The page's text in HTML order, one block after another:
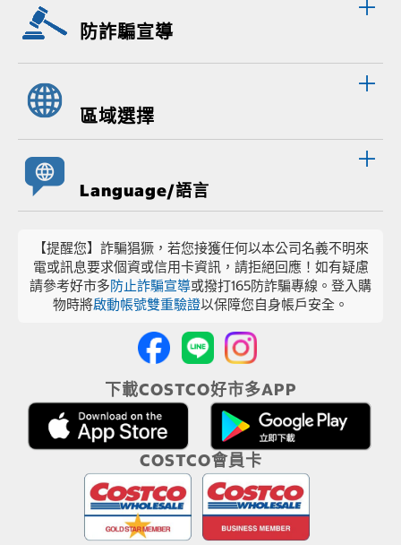
防詐騙宣導
區域選擇
Language/語言
【提醒您】詐騙猖獗，若您接獲任何以本公司名義不明來
電或訊息要求個資或信用卡資訊，請拒絕回應！如有疑慮
請參考好市多防止詐騙宣導或撥打165防詐騙專線。登入購
物時將啟動帳號雙重驗證以保障您自身帳戶安全。
下載COSTCO好市多APP
COSTCO會員卡